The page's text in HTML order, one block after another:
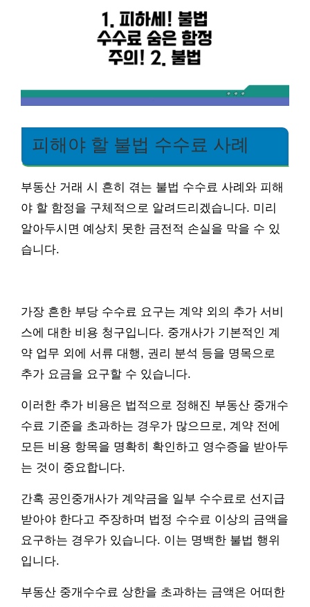
피해야 할 불법 수수료 사례
부동산 거래 시 흔히 겪는 불법 수수료 사례와 피해
야 할 함정을 구체적으로 알려드리겠습니다. 미리
알아두시면 예상치 못한 금전적 손실을 막을 수 있
습니다.
가장 흔한 부당 수수료 요구는 계약 외의 추가 서비
스에 대한 비용 청구입니다. 중개사가 기본적인 계
약 업무 외에 서류 대행, 권리 분석 등을 명목으로
추가 요금을 요구할 수 있습니다.
이러한 추가 비용은 법적으로 정해진 부동산 중개수
수료 기준을 초과하는 경우가 많으므로, 계약 전에
모든 비용 항목을 명확히 확인하고 영수증을 받아두
는 것이 중요합니다.
간혹 공인중개사가 계약금을 일부 수수료로 선지급
받아야 한다고 주장하며 법정 수수료 이상의 금액을
요구하는 경우가 있습니다. 이는 명백한 불법 행위
입니다.
부동산 중개수수료 상한을 초과하는 금액은 어떠한